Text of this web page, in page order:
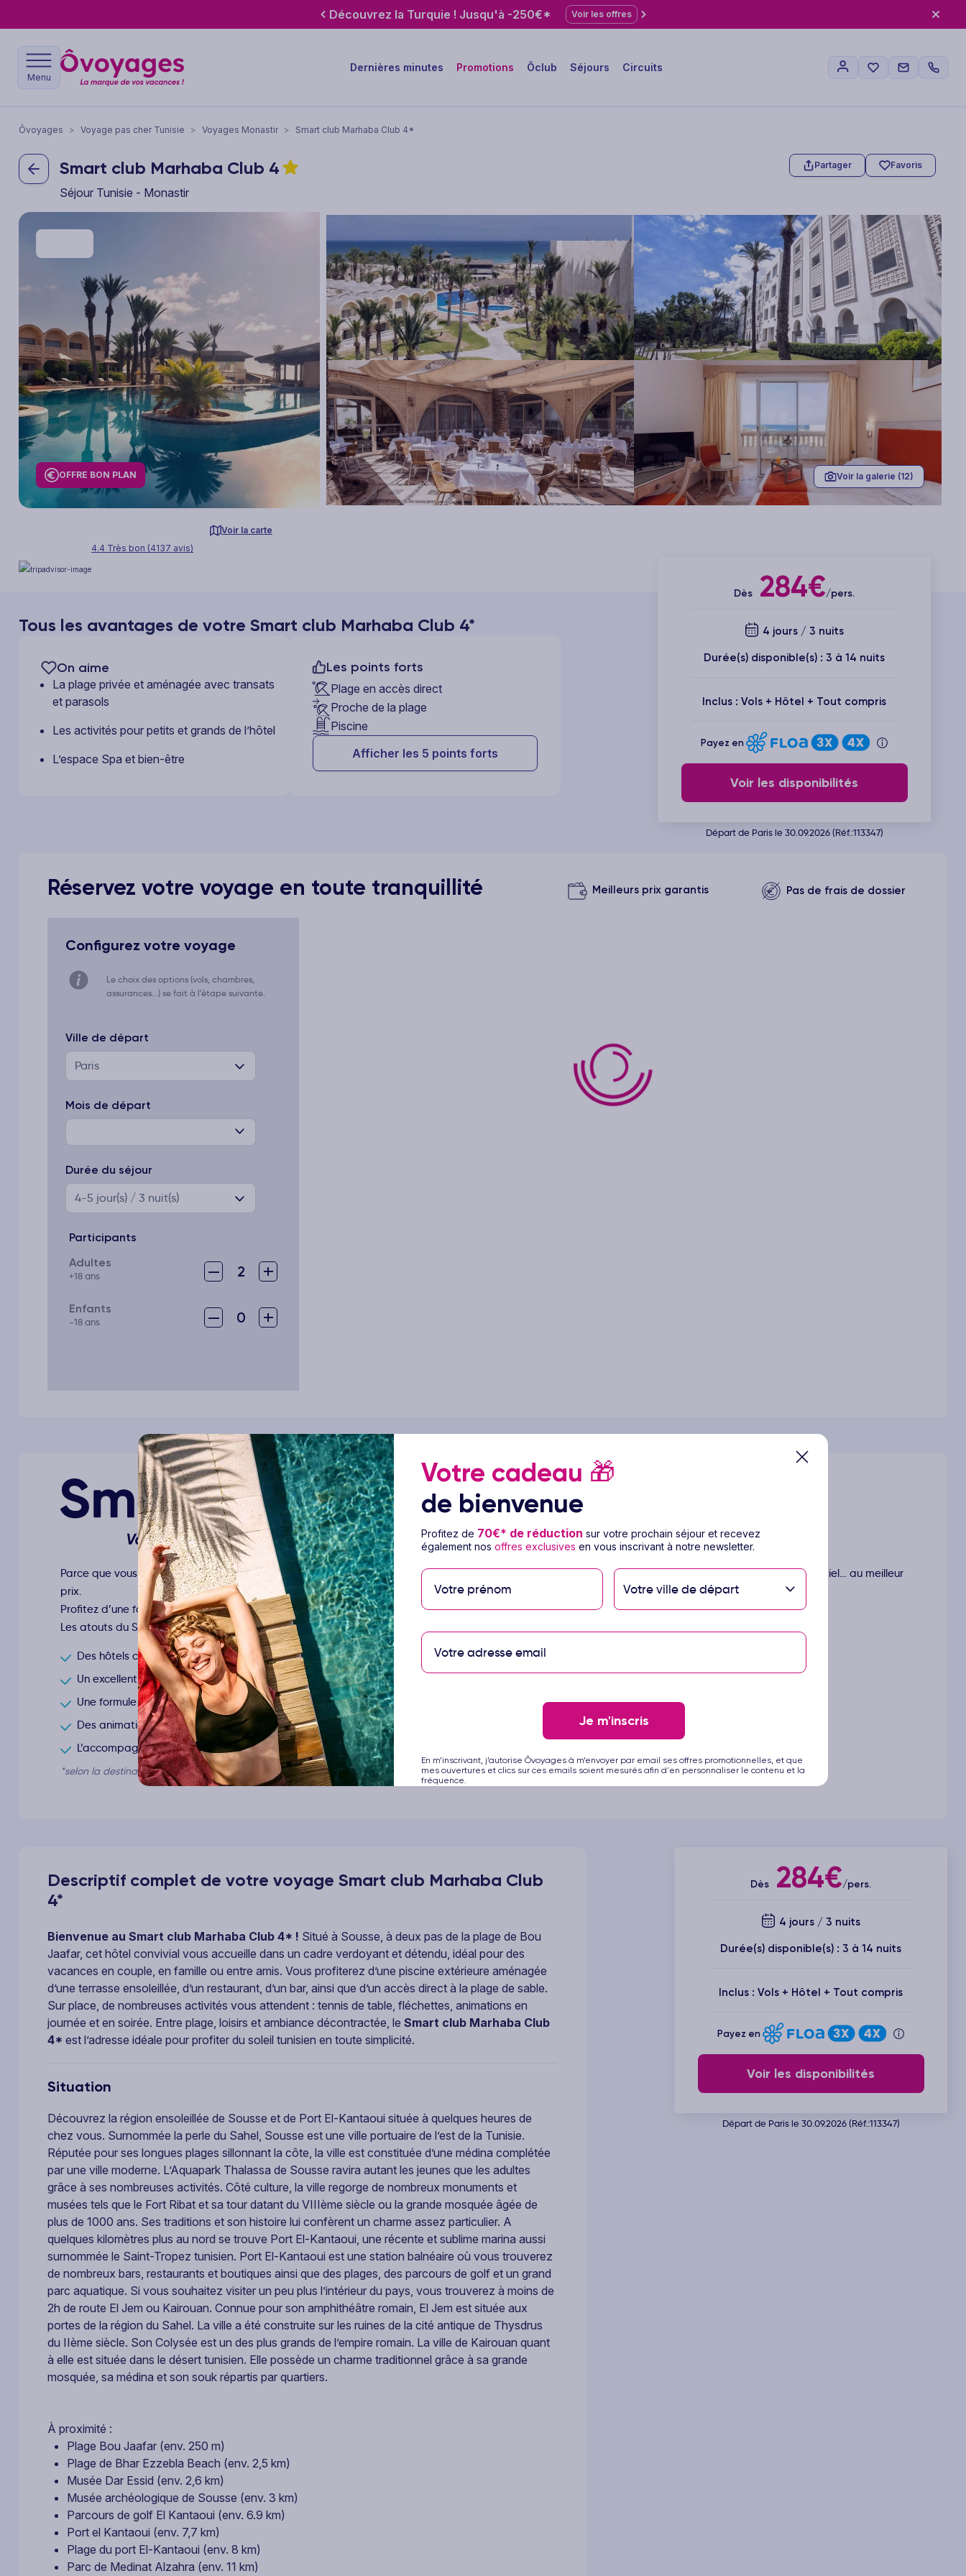
Découvrez la Turquie ! Jusqu'à -250€* Voir les offres
Menu
Dernières minutes Promotions Ôclub Séjours Circuits
Ôvoyages > Voyage pas cher Tunisie > Voyages Monastir > Smart club Marhaba Club 4*
Smart club Marhaba Club 4
Séjour Tunisie - Monastir
Partager Favoris
OFFRE BON PLAN Voir la galerie (12)
4.4 Très bon (4137 avis)
Voir la carte
Tous les avantages de votre Smart club Marhaba Club 4*
On aime
La plage privée et aménagée avec transats
et parasols
Les activités pour petits et grands de l’hôtel
L’espace Spa et bien-être
Les points forts
Plage en accès direct
Proche de la plage
Piscine
Afficher les 5 points forts
Dès 284€/pers.
4 jours / 3 nuits
Durée(s) disponible(s) : 3 à 14 nuits
Inclus : Vols + Hôtel + Tout compris
Payez en
Voir les disponibilités
Départ de Paris le 30.09.2026 (Réf.:113347)
Réservez votre voyage en toute tranquillité Meilleurs prix garantis Pas de frais de dossier
Configurez votre voyage
Le choix des options (vols, chambres,
assurances...) se fait à l'étape suivante.
Ville de départ
Paris
Mois de départ
Durée du séjour
4-5 jour(s) / 3 nuit(s)
Participants
Adultes
+18 ans – 2 +
Enfants
-18 ans – 0 +
Parce que vous recherchez le juste équilibre entre qualité et budget maîtrisé, nous avons imaginé Smart club : des séjours pensés pour vous offrir l’essentiel… au meilleur
prix.
Profitez d’une formule « tout compris » conçue pour vous garantir confort, simplicité et moments inoubliables, sans compromis.
Les atouts du Smart club* :
Des hôtels clubs 3* et 4* rigoureusement sélectionnés
Un excellent rapport qualité-prix
Une formule en pension complète ou tout compris, selon vos envies
Des animations internationales en journée comme en soirée
L’accompagnement d’un ambassadeur Ôvoyages tout au long de votre séjour
*selon la destination
Descriptif complet de votre voyage Smart club Marhaba Club
4*
Bienvenue au Smart club Marhaba Club 4* ! Situé à Sousse, à deux pas de la plage de Bou
Jaafar, cet hôtel convivial vous accueille dans un cadre verdoyant et détendu, idéal pour des
vacances en couple, en famille ou entre amis. Vous profiterez d’une piscine extérieure aménagée
d’une terrasse ensoleillée, d’un restaurant, d’un bar, ainsi que d’un accès direct à la plage de sable.
Sur place, de nombreuses activités vous attendent : tennis de table, fléchettes, animations en
journée et en soirée. Entre plage, loisirs et ambiance décontractée, le Smart club Marhaba Club
4* est l’adresse idéale pour profiter du soleil tunisien en toute simplicité.
Situation
Découvrez la région ensoleillée de Sousse et de Port El-Kantaoui située à quelques heures de
chez vous. Surnommée la perle du Sahel, Sousse est une ville portuaire de l’est de la Tunisie.
Réputée pour ses longues plages sillonnant la côte, la ville est constituée d’une médina complétée
par une ville moderne. L’Aquapark Thalassa de Sousse ravira autant les jeunes que les adultes
grâce à ses nombreuses activités. Côté culture, la ville regorge de nombreux monuments et
musées tels que le Fort Ribat et sa tour datant du VIIIème siècle ou la grande mosquée âgée de
plus de 1000 ans. Ses traditions et son histoire lui confèrent un charme assez particulier. A
quelques kilomètres plus au nord se trouve Port El-Kantaoui, une récente et sublime marina aussi
surnommée le Saint-Tropez tunisien. Port El-Kantaoui est une station balnéaire où vous trouverez
de nombreux bars, restaurants et boutiques ainsi que des plages, des parcours de golf et un grand
parc aquatique. Si vous souhaitez visiter un peu plus l’intérieur du pays, vous trouverez à moins de
2h de route El Jem ou Kairouan. Connue pour son amphithéâtre romain, El Jem est située aux
portes de la région du Sahel. La ville a été construite sur les ruines de la cité antique de Thysdrus
du IIème siècle. Son Colysée est un des plus grands de l’empire romain. La ville de Kairouan quant
à elle est située dans le désert tunisien. Elle possède un charme traditionnel grâce à sa grande
mosquée, sa médina et son souk répartis par quartiers.
À proximité :
Plage Bou Jaafar (env. 250 m)
Plage de Bhar Ezzebla Beach (env. 2,5 km)
Musée Dar Essid (env. 2,6 km)
Musée archéologique de Sousse (env. 3 km)
Parcours de golf El Kantaoui (env. 6.9 km)
Port el Kantaoui (env. 7,7 km)
Plage du port El-Kantaoui (env. 8 km)
Parc de Medinat Alzahra (env. 11 km)
Dès 284€/pers.
4 jours / 3 nuits
Durée(s) disponible(s) : 3 à 14 nuits
Inclus : Vols + Hôtel + Tout compris
Payez en
Voir les disponibilités
Départ de Paris le 30.09.2026 (Réf.:113347)
Votre cadeau 🎁
de bienvenue
Profitez de 70€* de réduction sur votre prochain séjour et recevez
également nosoffres exclusives en vous inscrivant à notre newsletter.
Votre ville de départ
Je m'inscris
En m’inscrivant, j’autorise Ôvoyages à m’envoyer par email ses offres promotionnelles, et que
mes ouvertures et clics sur ces emails soient mesurés afin d'en personnaliser le contenu et la
fréquence.